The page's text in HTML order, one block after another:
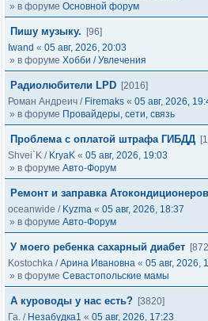
» в форуме Основной форум
Пишу музыку.
[96]
Iwand « 05 авг, 2026, 20:03
» в форуме Хобби / Увлечения
Радиолюбители LPD [2016]
Роман Андреич / Firemaks « 05 авг, 2026,
» в форуме Провайдеры, сети, связь
Проблема с оплатой штрафа ГИБДД
Shvei`K / KryaK « 05 авг, 2026, 19:03
» в форуме Авто-Форум
Ремонт и заправка
oceanwide / Kyzma « 05 авг, 2026, 18:37
» в форуме Авто-Форум
У моего ребенка сахарный диабет
Kostochka /Арина Ивановна « 05 авг, 2026,
» в форуме Севастопольские мамы
А куроводы у нас есть? [3820]
Га. / Незабудка1 « 05 авг, 2026, 17:23